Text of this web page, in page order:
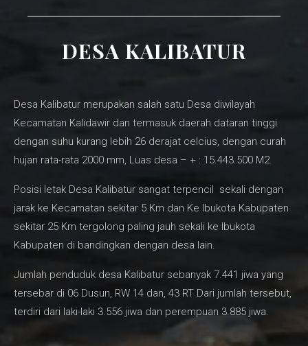
DESA KALIBATUR
Desa Kalibatur merupakan salah satu Desa diwilayah
Kecamatan Kalidawir dan termasuk daerah dataran tinggi
dengan suhu kurang lebih 26 derajat celcius, dengan curah
hujan rata-rata 2000 mm, Luas desa – + : 15.443.500 M2.
Posisi letak Desa Kalibatur sangat terpencil sekali dengan
jarak ke Kecamatan sekitar 5 Km dan Ke Ibukota Kabupaten
sekitar 25 Km tergolong paling jauh sekali ke Ibukota
Kabupaten di bandingkan dengan desa lain.
Jumlah penduduk desa Kalibatur sebanyak 7.441 jiwa yang
tersebar di 06 Dusun, RW 14 dan, 43 RT Dari jumlah tersebut,
terdiri dari laki-laki 3.556 jiwa dan perempuan 3.885 jiwa.